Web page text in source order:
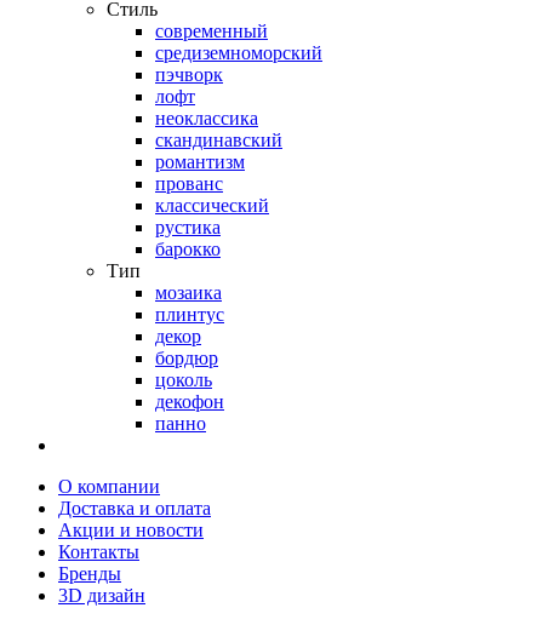
Стиль
современный
средиземноморский
пэчворк
лофт
неоклассика
скандинавский
романтизм
прованс
классический
рустика
барокко
Тип
мозаика
плинтус
декор
бордюр
цоколь
декофон
панно
О компании
Доставка и оплата
Акции и новости
Контакты
Бренды
3D дизайн